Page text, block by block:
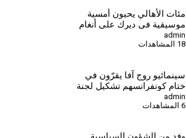
مئات الأهالي يحيون أمسية
موسيقية في ديرك على أنغام
الأغاني الكردية
admin
18 المشاهدات
سينمائيو روج آفا يقرّون في
ختام كونفرانسهم تشكيل لجنة
تمهّد لإنشاء اتحاد يجمعهم
admin
6 المشاهدات